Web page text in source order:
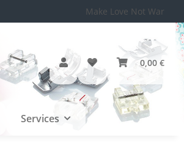
Make Love Not War
0,00 €
Services